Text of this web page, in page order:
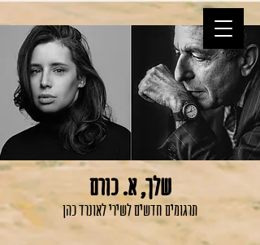
שלך, א. כורם
תרגומים חדשים לשירי לאונרד כהן